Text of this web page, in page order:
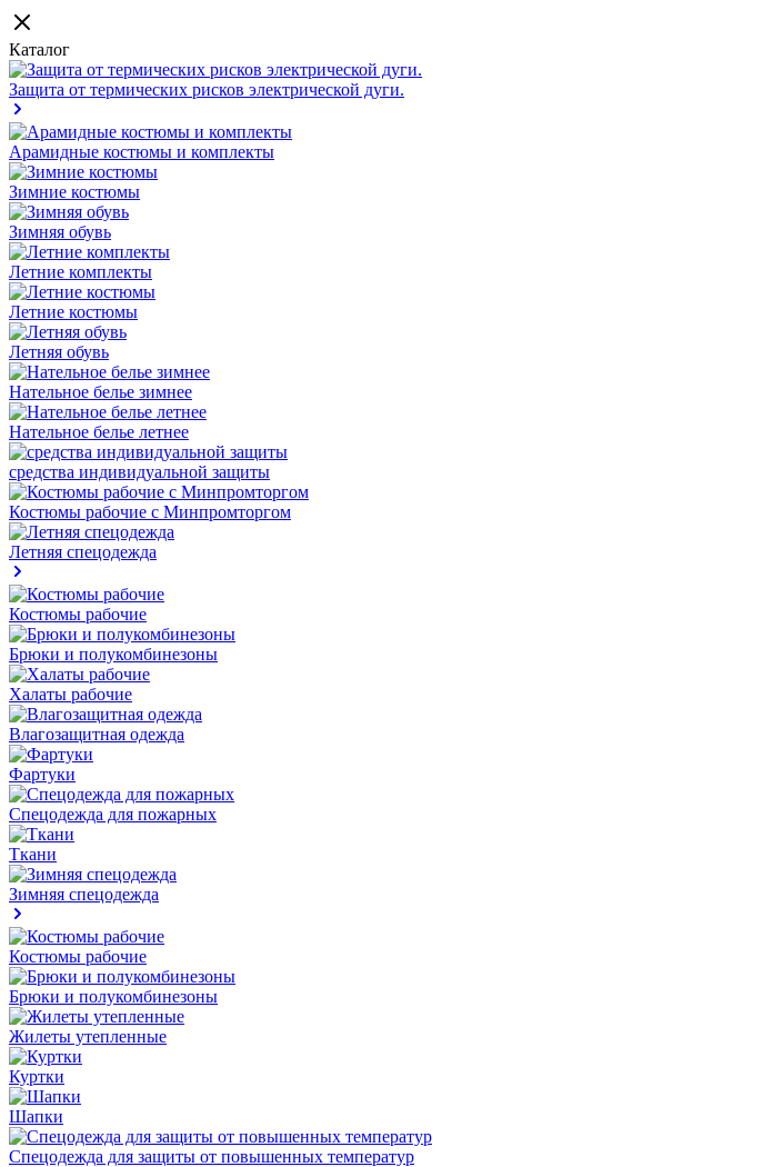
Каталог
Защита от термических рисков электрической дуги.
Арамидные костюмы и комплекты
Зимние костюмы
Зимняя обувь
Летние комплекты
Летние костюмы
Летняя обувь
Нательное белье зимнее
Нательное белье летнее
средства индивидуальной защиты
Костюмы рабочие с Минпромторгом
Летняя спецодежда
Костюмы рабочие
Брюки и полукомбинезоны
Халаты рабочие
Влагозащитная одежда
Фартуки
Спецодежда для пожарных
Ткани
Зимняя спецодежда
Костюмы рабочие
Брюки и полукомбинезоны
Жилеты утепленные
Куртки
Шапки
Спецодежда для защиты от повышенных температур